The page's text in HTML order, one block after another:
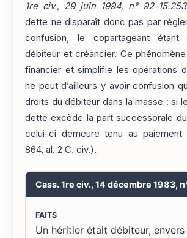
1re civ., 29 juin 1994, n° 92-15.253
dette ne disparaît donc pas par
confusion, le copartageant étant
débiteur et créancier. Ce
financier et simplifie les opérations
ne peut d’ailleurs y avoir confusion
droits du débiteur dans la masse : si
dette excède la part successorale
celui-ci demeure tenu au
864, al. 2 C. civ.).
Cass. 1re civ., 14 décembre 1983,
FAITS
Un héritier était débiteur, envers